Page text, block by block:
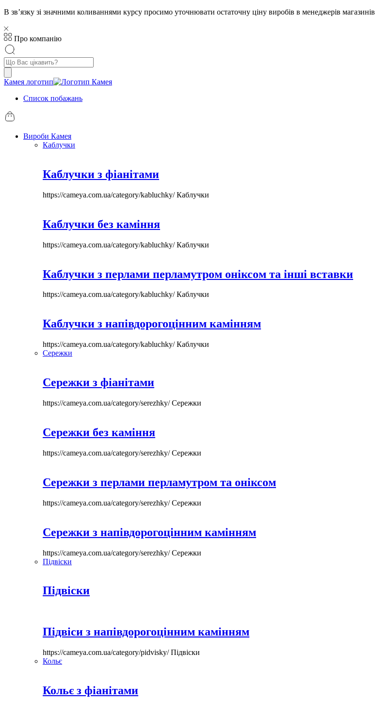
В звʼязку зі значними коливаннями курсу просимо уточнювати остаточну ціну виробів в менеджерів магазинів
Про компанію
Пошук
товарів
Камея логотип
Список побажань
Вироби Камея
Каблучки
Каблучки з фіанітами
https://cameya.com.ua/category/kabluchky/Каблучки
Каблучки без каміння
https://cameya.com.ua/category/kabluchky/Каблучки
Каблучки з перлами перламутром оніксом та інші вставки
https://cameya.com.ua/category/kabluchky/Каблучки
Каблучки з напівдорогоцінним камінням
https://cameya.com.ua/category/kabluchky/Каблучки
Сережки
Сережки з фіанітами
https://cameya.com.ua/category/serezhky/Сережки
Сережки без каміння
https://cameya.com.ua/category/serezhky/Сережки
Сережки з перлами перламутром та оніксом
https://cameya.com.ua/category/serezhky/Сережки
Сережки з напівдорогоцінним камінням
https://cameya.com.ua/category/serezhky/Сережки
Підвіски
Підвіски
Підвіси з напівдорогоцінним камінням
https://cameya.com.ua/category/pidvisky/Підвіски
Кольє
Кольє з фіанітами